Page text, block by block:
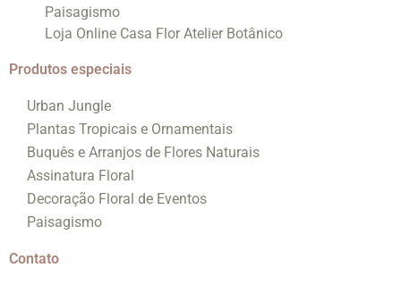
Paisagismo
Loja Online Casa Flor Atelier Botânico
Produtos especiais
Urban Jungle
Plantas Tropicais e Ornamentais
Buquês e Arranjos de Flores Naturais
Assinatura Floral
Decoração Floral de Eventos
Paisagismo
Contato